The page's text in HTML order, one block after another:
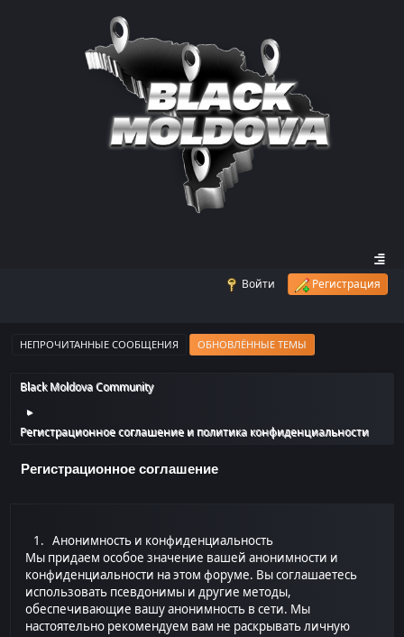
Войти Регистрация
НЕПРОЧИТАННЫЕ СООБЩЕНИЯ ОБНОВЛЁННЫЕ ТЕМЫ
Black Moldova Community
►
Регистрационное соглашение и политика конфиденциальности
Регистрационное соглашение
1. Анонимность и конфиденциальность
Мы придаем особое значение вашей анонимности и
конфиденциальности на этом форуме. Вы соглашаетесь
использовать псевдонимы и другие методы,
обеспечивающие вашу анонимность в сети. Мы
настоятельно рекомендуем вам не раскрывать личную